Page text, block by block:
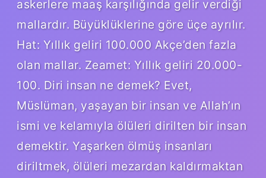
askerlere maaş karşılığında gelir verdiği
mallardır. Büyüklüklerine göre üçe ayrılır.
Hat: Yıllık geliri 100.000 Akçe’den fazla
olan mallar. Zeamet: Yıllık geliri 20.000-
100. Diri insan ne demek? Evet,
Müslüman, yaşayan bir insan ve Allah’ın
ismi ve kelamıyla ölüleri dirilten bir insan
demektir. Yaşarken ölmüş insanları
diriltmek, ölüleri mezardan kaldırmaktan